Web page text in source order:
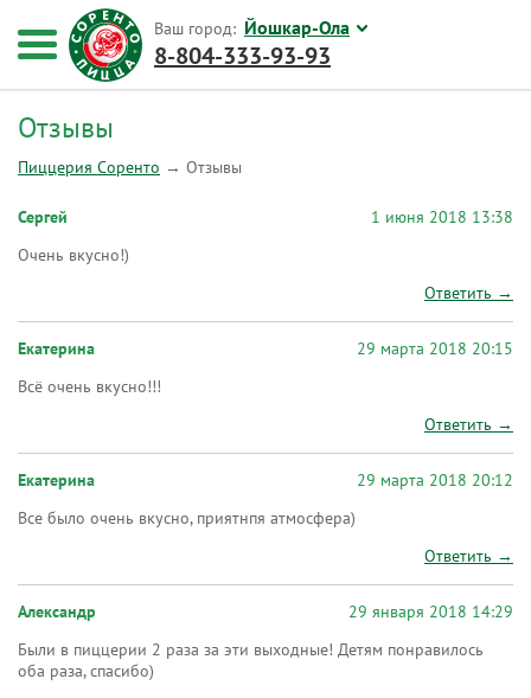
Отзывы
Пиццерия Соренто → Отзывы
Сергей
1 июня 2018 13:38
Очень вкусно!)
Ответить →
Екатерина
29 марта 2018 20:15
Всё очень вкусно!!!
Ответить →
Екатерина
29 марта 2018 20:12
Все было очень вкусно, приятнпя атмосфера)
Ответить →
Александр
29 января 2018 14:29
Были в пиццерии 2 раза за эти выходные! Детям понравилось
оба раза, спасибо)
Ваш город: Йошкар-Ола
8-804-333-93-93